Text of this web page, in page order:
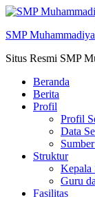
Skip
konten
SMP
Situs Resmi SMP
Beranda
Berita
Profil
Profil
Data
Struktur
Kepala
Guru
Fasilitas